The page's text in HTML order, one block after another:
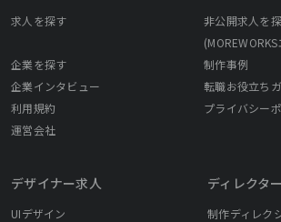
求人を探す
非公開求人を
企業を探す
制作事例
企業インタビュー
転職お役立ち
利用規約
プライバシー
運営会社
デザイナー求人
UIデザイン
ディレクタ
制作ディレク